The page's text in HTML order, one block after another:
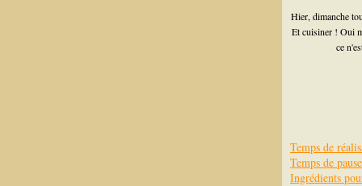
Hier, dimanche
Et cuisiner ! Oui
ce
Temps de
Temps de
Ingrédients